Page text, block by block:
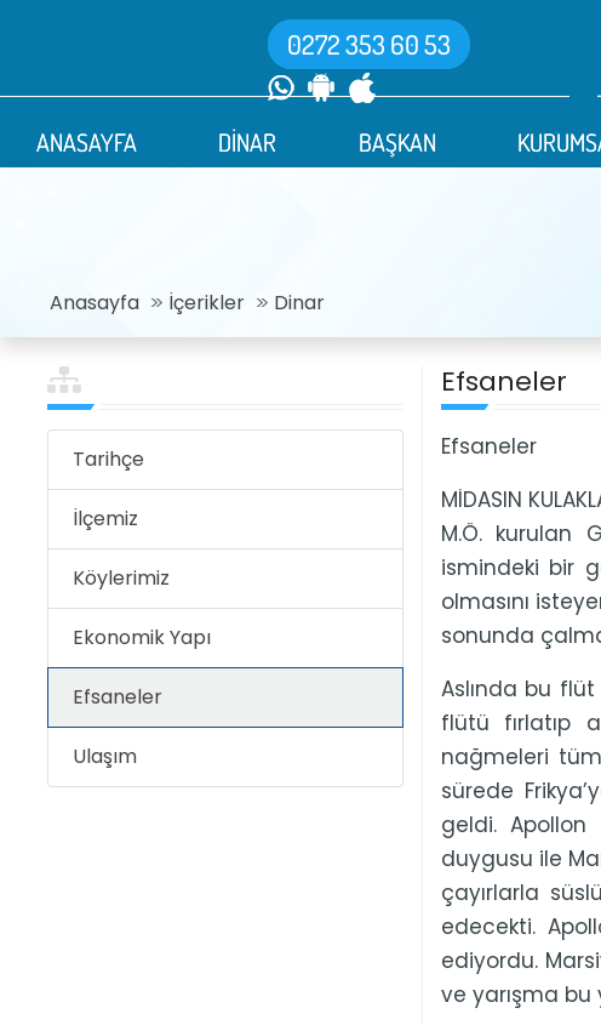
0272 353 60 53
ANASAYFA DİNAR BAŞKAN
0272 353 60 53
ANASAYFA DİNAR BAŞKAN
Anasayfa İçerikler Dinar
Tarihçe
İlçemiz
Köylerimiz
Ekonomik Yapı
Efsaneler
Ulaşım
Efsaneler
Efsaneler
MİDASIN
M.Ö. kurulan
ismindeki bir
olmasını
sonunda
Aslında bu
flütü fırlatıp
nağmeleri tüm
sürede
geldi.
duygusu ile
çayırlarla
edecekti.
ediyordu.
ve yarışma bu